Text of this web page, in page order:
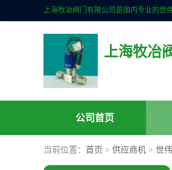
上海牧冶
公司首页
当前位置： 首页 > 供应商机 > 世